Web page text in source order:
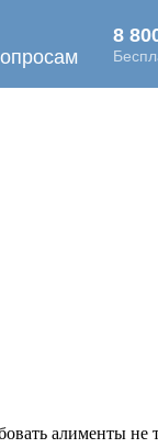
алименты не